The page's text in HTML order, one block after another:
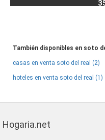
También disponibles en soto
casas en venta soto del real (2)
hoteles en venta soto del real (1)
Hogaria.net